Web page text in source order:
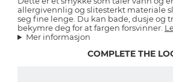
allergivennlig og slitesterkt materiale
seg fine lenge. Du kan bade, dusje og
bekymre deg for at fargen forsvinner.
Mer informasjon
COMPLETE THE